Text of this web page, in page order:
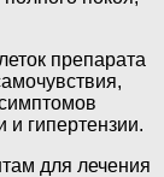
препарата
и гипертензии.
для лечения